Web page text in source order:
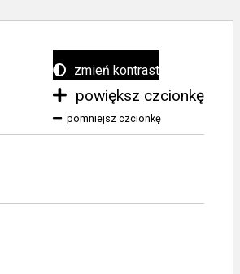
zmień kontrast
powiększ czcionkę
pomniejsz czcionkę